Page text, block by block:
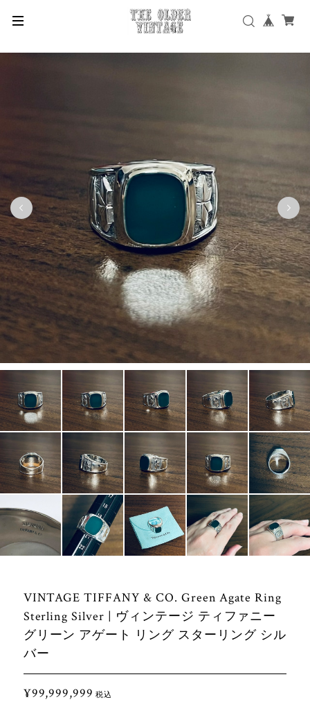
VINTAGE TIFFANY & CO. Green Agate Ring
Sterling Silver | ヴィンテージ ティファニー
グリーン アゲート リング スターリング シル
バー
¥99,999,999 税込